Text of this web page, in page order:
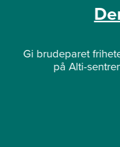
Gi brudeparet
på Alti-